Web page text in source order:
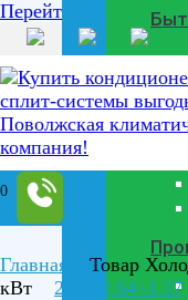
Перейти к
0
Главная
Товар
кВт
2,95~2,64~1,17